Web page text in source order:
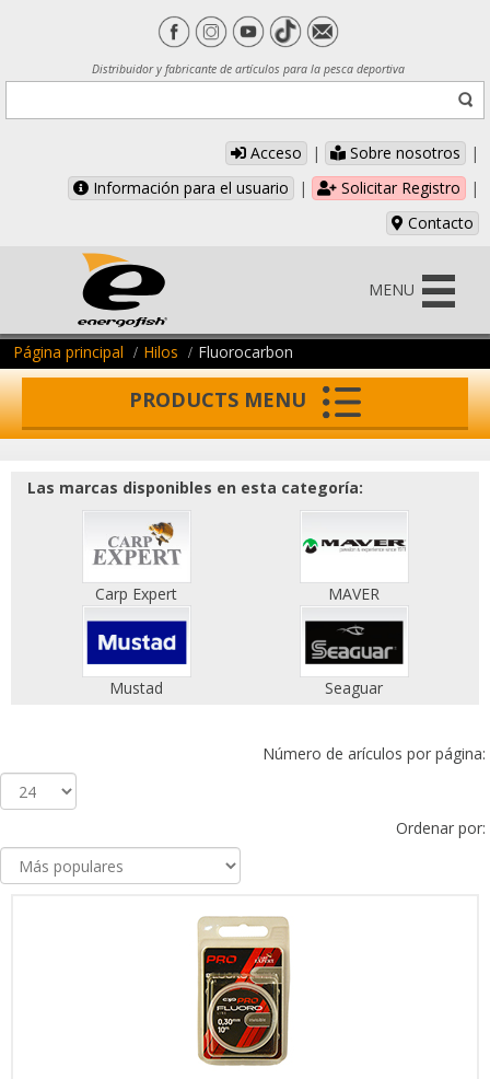
Distribuidor y fabricante de artículos para la pesca deportiva
Acceso | Sobre nosotros
|
Información para el usuario
| Solicitar Registro
|
Contacto
MENU
Página principal Hilos Fluorocarbon
PRODUCTS MENU
Las marcas disponibles en esta categoría:
Carp Expert MAVER
Mustad Seaguar
Número de arículos por página:
Ordenar por: